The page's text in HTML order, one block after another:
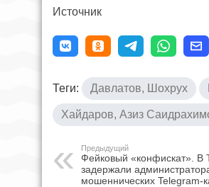
Источник
Теги: Давлатов, Шохрух
Хайдаров, Азиз
Предыдущий
Фейковый «конфискат». В
задержали
мошеннических Telegram-